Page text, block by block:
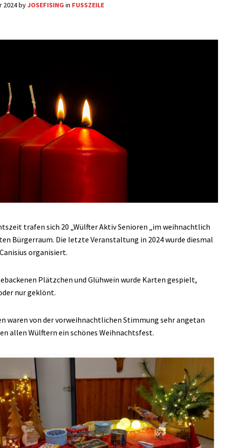
2024byJOSEFISING in FUSSZEILE
trafen sich 20 „Wülfter Aktiv Senioren „im weihnachtlich
Bürgerraum. Die letzte Veranstaltung in 2024 wurde diesmal
organisiert.
Plätzchen und Glühwein wurde Karten gespielt,
nur geklönt.
waren von der vorweihnachtlichen Stimmung sehr angetan
allen Wülftern ein schönes Weihnachtsfest.